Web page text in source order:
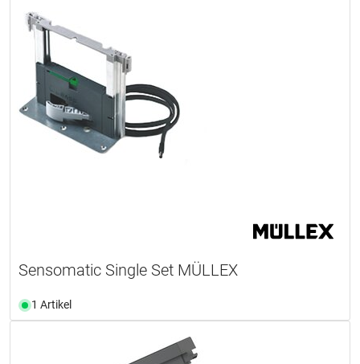
Sensomatic Single Set MÜLLEX
1 Artikel